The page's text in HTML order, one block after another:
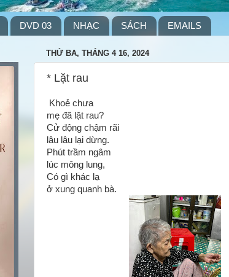
DVD 03 NHẠC SÁCH EMAILS
THỨ BA, THÁNG 4 16, 2024
* Lặt rau
Khoẻ chưa
mẹ đã lặt rau?
Cử động chậm rãi
lâu lâu lại dừng.
Phút trầm ngâm
lúc mông lung,
Có gì khác lạ
ở xung quanh bà.